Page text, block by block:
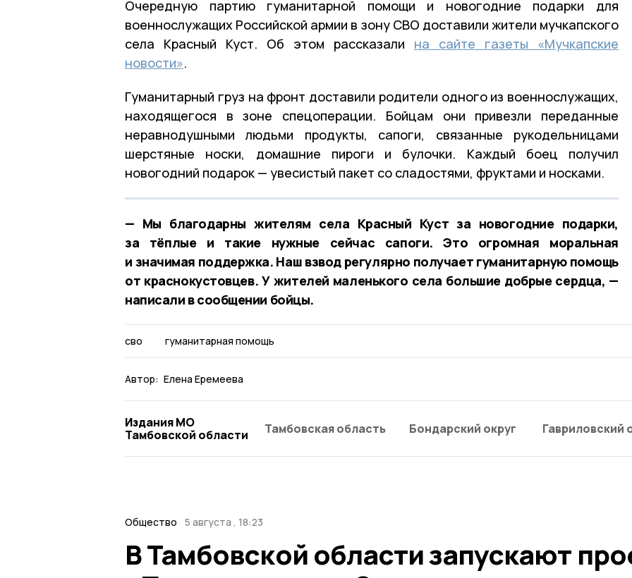
Очередную партию гуманитарной помощи и новогодние подарки для
военнослужащих Российской армии в зону СВО доставили жители мучкапского
села Красный Куст. Об этом рассказали на сайте газеты «Мучкапские
новости».
Гуманитарный груз на фронт доставили родители одного из военнослужащих,
находящегося в зоне спецоперации. Бойцам они привезли переданные
неравнодушными людьми продукты, сапоги, связанные рукодельницами
шерстяные носки, домашние пироги и булочки. Каждый боец получил
новогодний подарок — увесистый пакет со сладостями, фруктами и носками.
— Мы благодарны жителям села Красный Куст за новогодние подарки,
за тёплые и такие нужные сейчас сапоги. Это огромная моральная
и значимая поддержка. Наш взвод регулярно получает гуманитарную помощь
от краснокустовцев. У жителей маленького села большие добрые сердца, —
написали в сообщении бойцы.
сво гуманитарная помощь
Автор: Елена Еремеева
Издания МО
Тамбовской области
Тамбовская область Бондарский округ Гавриловский
Общество 5 августа , 18:23
В Тамбовской области запускают